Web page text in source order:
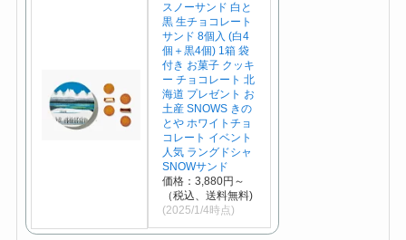
スノーサンド 白と
黒 生チョコレート
サンド 8個入 (白4
個＋黒4個) 1箱 袋
付き お菓子 クッキ
ー チョコレート 北
海道 プレゼント お
土産 SNOWS きの
とや ホワイトチョ
コレート イベント
人気 ラングドシャ
SNOWサンド
価格：3,880円～
（税込、送料無料)
(2025/1/4時点)